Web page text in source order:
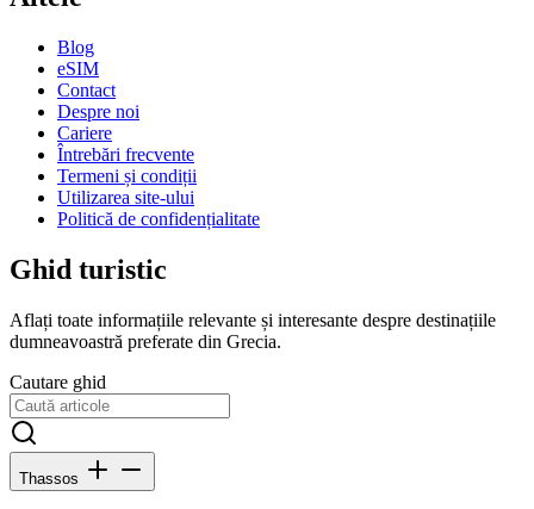
Blog
eSIM
Contact
Despre noi
Cariere
Întrebări frecvente
Termeni și condiții
Utilizarea site-ului
Politică de confidențialitate
Ghid turistic
Aflați toate informațiile relevante și interesante despre destinațiile
dumneavoastră preferate din Grecia.
Cautare ghid
Thassos